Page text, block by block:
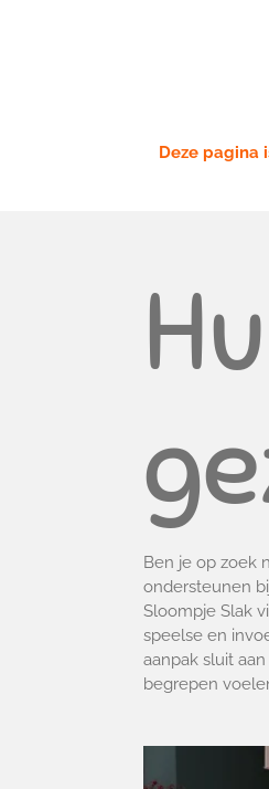
Deze pagina
Ben je op zoek
ondersteunen
Sloompje Slak
speelse en
aanpak sluit
begrepen